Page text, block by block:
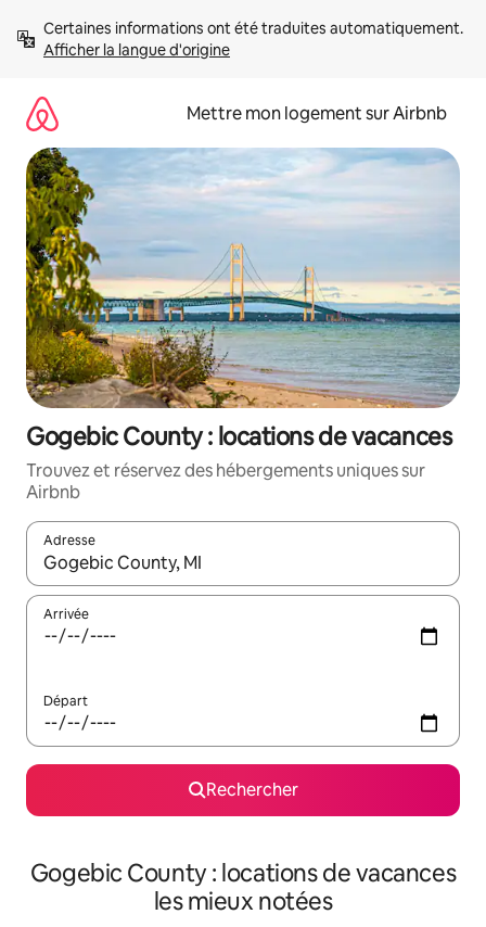
directement
Afficher la langue d'origine
Mettre mon logement sur Airbnb
Gogebic County : locations de vacances
Trouvez et réservez des hébergements uniques sur
Airbnb
Adresse
Lorsque les résultats s'affichent, utilisez les flèches vers le
Arrivée
Départ
Rechercher
Gogebic County : locations de vacances
les mieux notées